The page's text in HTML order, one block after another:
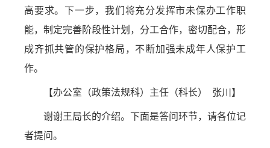
高要求。下一步，我们将充分发挥市未保办工作职
能，制定完善阶段性计划，分工合作，密切配合，形
成齐抓共管的保护格局，不断加强未成年人保护工
作。
【办公室（政策法规科）主任（科长） 张川】
谢谢王局长的介绍。下面是答问环节，请各位记
者提问。